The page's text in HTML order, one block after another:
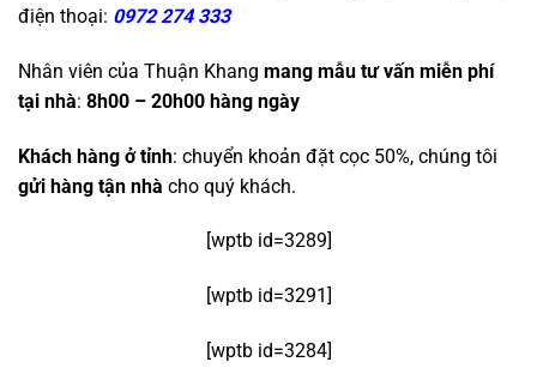
điện thoại: 0972 274 333
Nhân viên của Thuận Khang mang mẫu tư vấn miễn phí
tại nhà: 8h00 – 20h00 hàng ngày
Khách hàng ở tỉnh: chuyển khoản đặt cọc 50%, chúng tôi
gửi hàng tận nhà cho quý khách.
[wptb id=3289]
[wptb id=3291]
[wptb id=3284]